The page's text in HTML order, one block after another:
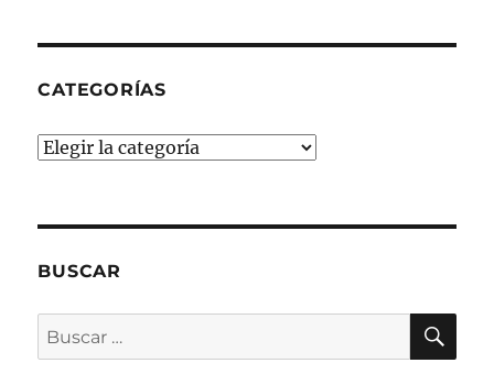
CATEGORÍAS
Categorías
BUSCAR
Buscar
por: